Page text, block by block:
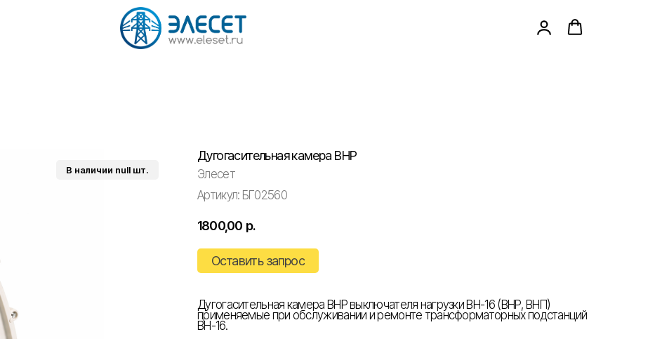
Дугогасительная камера ВНР
Элесет
Артикул: БГ02560
1800,00 р.
Оставить запрос
Дугогасительная камера ВНР выключателя нагрузки ВН-16 (ВНР, ВНП)
применяемые при обслуживании и ремонте трансформаторных подстанций
ВН-16.